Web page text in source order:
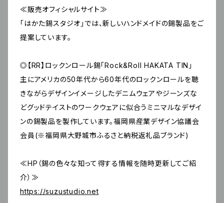
≪販売オフィシャルサイト≫
「はかた錫スタジオ」では、新しいハンドメイドの錫製品をご
提案しています。
◎【RR】ロックンロール錫「Rock&Roll HAKATA TIN」
主にアメリカの50年代から60年代のロックンロールを聴
きながらデザインイメージしたデニムウェアやジーンズな
どグッドテイストのワークウェアに似合うミニマルなデザイ
ンの錫製品を製作しています。福岡県産業デザイン協議会
会員(※福岡県大野城市ふるさと納税返礼品ブランド)
≪HP（錫の色々な知って得する情報を随時更新してご紹
介）≫
https://suzustudio.net